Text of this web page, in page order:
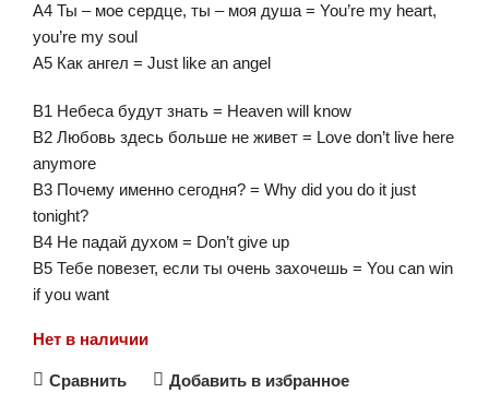
A4 Ты – мое сердце, ты – моя душа = You’re my heart,
you’re my soul
A5 Как ангел = Just like an angel
B1 Небеса будут знать = Heaven will know
B2 Любовь здесь больше не живет = Love don’t live here
anymore
B3 Почему именно сегодня? = Why did you do it just
tonight?
B4 Не падай духом = Don’t give up
B5 Тебе повезет, если ты очень захочешь = You can win
if you want
Нет в наличии
Сравнить Добавить в избранное